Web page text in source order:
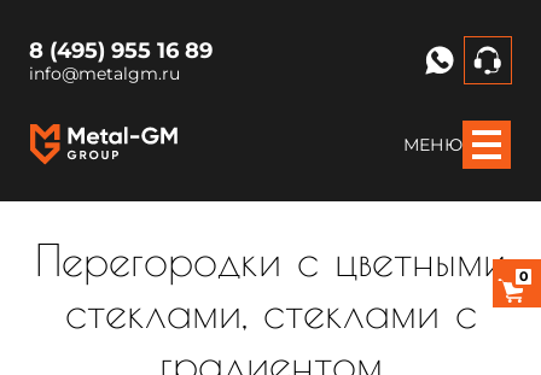
8 (495) 955 16 89
info@metalgm.ru
МЕНЮ
Перегородки с цветными
стеклами, стеклами с
градиентом
0